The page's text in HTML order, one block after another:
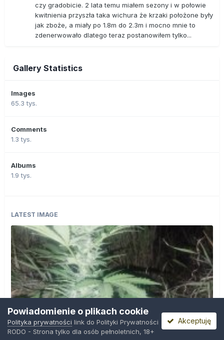
czy gradobicie. 2 lata temu miałem sezony i w połowie
kwitnienia przyszła taka wichura że krzaki położone były
jak zboże, a miały po 1.8m do 2.3m i mocno mnie to
zdenerwowało dlatego teraz postanowiłem tylko...
Gallery Statistics
Images
65.3 tys.
Comments
1.3 tys.
Albums
1.9 tys.
LATEST IMAGE
Powiadomienie o plikach cookie
Polityka prywatności link do Polityki Prywatności
RODO - Strona tylko dla osób pełnoletnich, 18+
Akceptuję